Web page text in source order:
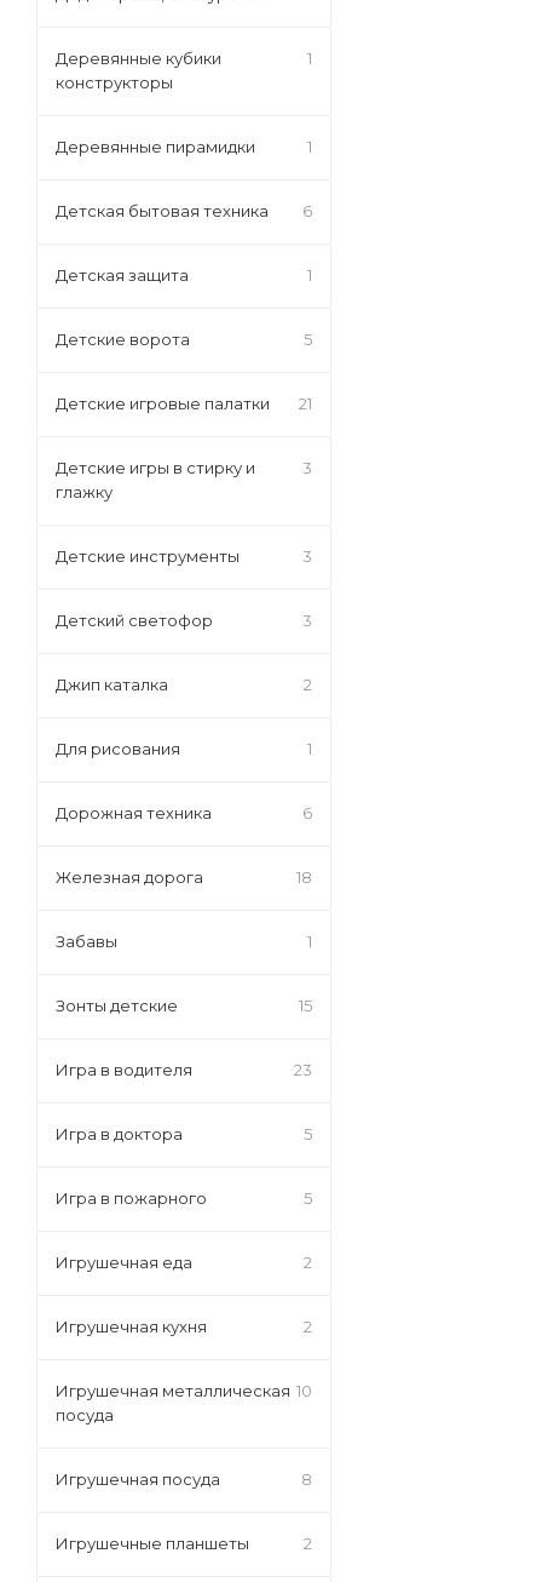
Деревянные кубики
конструкторы
1
Деревянные пирамидки 1
Детская бытовая техника 6
Детская защита 1
Детские ворота 5
Детские игровые палатки 21
Детские игры в стирку и
глажку
3
Детские инструменты 3
Детский светофор 3
Джип каталка 2
Для рисования 1
Дорожная техника 6
Железная дорога 18
Забавы 1
Зонты детские 15
Игра в водителя 23
Игра в доктора 5
Игра в пожарного 5
Игрушечная еда 2
Игрушечная кухня 2
Игрушечная металлическая
посуда
10
Игрушечная посуда 8
Игрушечные планшеты 2